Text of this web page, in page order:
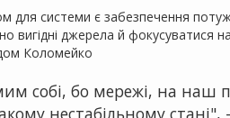
для системи є забезпечення
вигідні джерела й фокусуватися
Коломейко
собі, бо мережі, на наш